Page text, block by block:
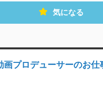
気になる
画プロデューサーのお仕